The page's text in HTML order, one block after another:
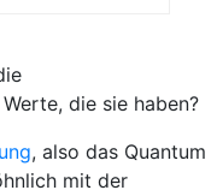
die sie haben?
, also das Quantum
mit der